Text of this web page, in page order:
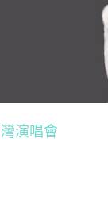
演唱會